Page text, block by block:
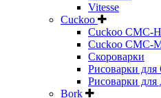
Vitesse
Cuckoo
Cuckoo CMC-
Cuckoo CMC-
Скороварки
Рисоварки
Рисоварки для
Bork